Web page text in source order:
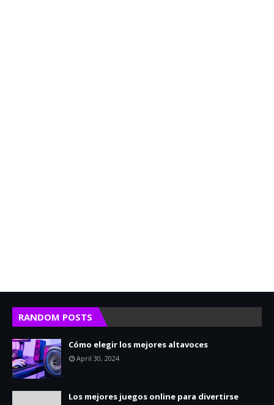
RANDOM POSTS
Cómo elegir los mejores altavoces
April 30, 2024
Los mejores juegos online para divertirse